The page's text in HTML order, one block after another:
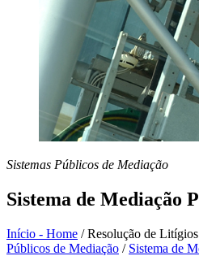
Sistemas Públicos de Mediação
Sistema de Mediação
Início - Home /Resolução de Litígios
Públicos de Mediação / Sistema de